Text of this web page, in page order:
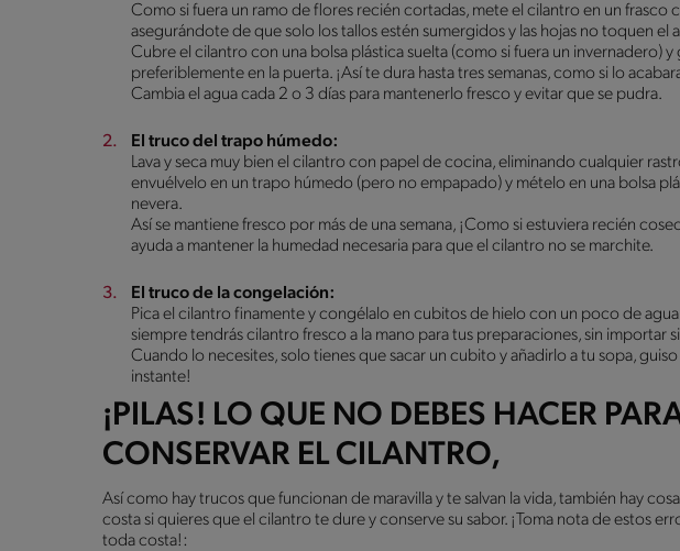
Como si fuera un ramo de flores recién cortadas, mete el cilantro en un frasco
asegurándote de que solo los tallos estén sumergidos y las hojas no toquen el
Cubre el cilantro con una bolsa plástica suelta (como si fuera un invernadero) y
preferiblemente en la puerta. ¡Así te dura hasta tres semanas, como si lo
Cambia el agua cada 2 o 3 días para mantenerlo fresco y evitar que se pudra.
El truco del trapo húmedo:
Lava y seca muy bien el cilantro con papel de cocina, eliminando cualquier
envuélvelo en un trapo húmedo (pero no empapado) y mételo en una bolsa
nevera.
Así se mantiene fresco por más de una semana, ¡Como si estuviera recién
ayuda a mantener la humedad necesaria para que el cilantro no se marchite.
El truco de la congelación:
Pica el cilantro finamente y congélalo en cubitos de hielo con un poco de agua
siempre tendrás cilantro fresco a la mano para tus preparaciones, sin importar
Cuando lo necesites, solo tienes que sacar un cubito y añadirlo a tu sopa, guiso
instante!
¡PILAS! LO QUE NO DEBES HACER
CONSERVAR EL CILANTRO,
Así como hay trucos que funcionan de maravilla y te salvan la vida, también hay
costa si quieres que el cilantro te dure y conserve su sabor. ¡Toma nota de estos
toda costa!: